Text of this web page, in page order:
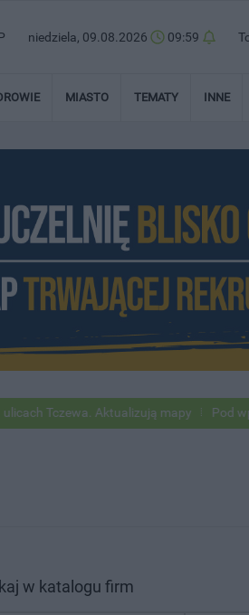
niedziela, 09.08.2026 09:59
MIASTO TEMATY INNE
Tczewa. Aktualizują mapy Pod
w katalogu firm